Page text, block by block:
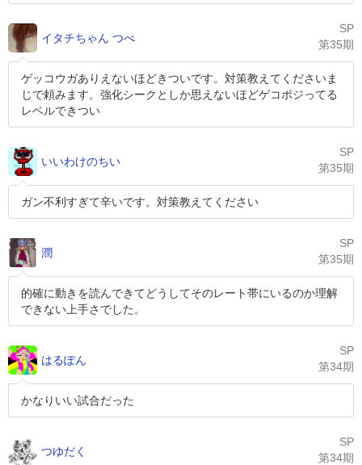
イタチちゃん つべ
SP
第35期
ゲッコウガありえないほどきついです。対策教えてくださいま
じで頼みます。強化シークとしか思えないほどゲコポジってる
レベルできつい
いいわけのちい
SP
第35期
ガン不利すぎて辛いです。対策教えてください
潤
SP
第35期
的確に動きを読んできてどうしてそのレート帯にいるのか理解
できない上手さでした。
はるぽん
SP
第34期
かなりいい試合だった
つゆだく
SP
第34期